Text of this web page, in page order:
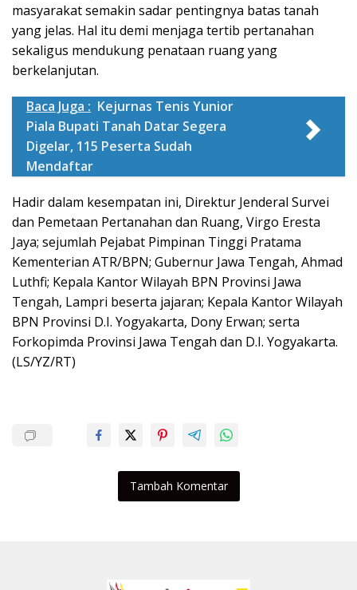
masyarakat semakin sadar pentingnya batas tanah
yang jelas. Hal itu demi menjaga tertib pertanahan
sekaligus mendukung penataan ruang yang
berkelanjutan.
Baca Juga : Kejurnas Tenis Yunior
Piala Bupati Tanah Datar Segera
Digelar, 115 Peserta Sudah
Mendaftar
Hadir dalam kesempatan ini, Direktur Jenderal Survei
dan Pemetaan Pertanahan dan Ruang, Virgo Eresta
Jaya; sejumlah Pejabat Pimpinan Tinggi Pratama
Kementerian ATR/BPN; Gubernur Jawa Tengah, Ahmad
Luthfi; Kepala Kantor Wilayah BPN Provinsi Jawa
Tengah, Lampri beserta jajaran; Kepala Kantor Wilayah
BPN Provinsi D.I. Yogyakarta, Dony Erwan; serta
Forkopimda Provinsi Jawa Tengah dan D.I. Yogyakarta.
(LS/YZ/RT)
Tambah Komentar